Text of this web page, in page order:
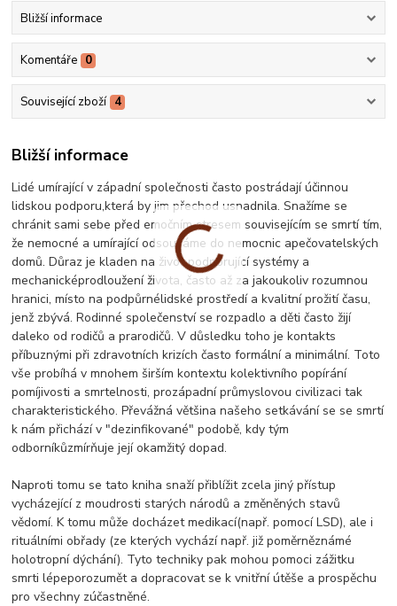
Bližší informace
Komentáře 0
Související zboží 4
Bližší informace
Lidé umírající v západní společnosti často postrádají účinnou
lidskou podporu,která by jim přechod usnadnila. Snažíme se
chránit sami sebe před emočním stresem souvisejícím se smrtí tím,
že nemocné a umírající odsouváme do nemocnic apečovatelských
domů. Důraz je kladen na život podporující systémy a
mechanicképrodloužení života, často až za jakoukoliv rozumnou
hranici, místo na podpůrnélidské prostředí a kvalitní prožití času,
jenž zbývá. Rodinné společenství se rozpadlo a děti často žijí
daleko od rodičů a prarodičů. V důsledku toho je kontakts
příbuznými při zdravotních krizích často formální a minimální. Toto
vše probíhá v mnohem širším kontextu kolektivního popírání
pomíjivosti a smrtelnosti, prozápadní průmyslovou civilizaci tak
charakteristického. Převážná většina našeho setkávání se se smrtí
k nám přichází v "dezinfikované" podobě, kdy tým
odborníkůzmírňuje její okamžitý dopad.
Naproti tomu se tato kniha snaží přiblížit zcela jiný přístup
vycházející z moudrosti starých národů a změněných stavů
vědomí. K tomu může docházet medikací(např. pomocí LSD), ale i
rituálními obřady (ze kterých vychází např. již poměrněznámé
holotropní dýchání). Tyto techniky pak mohou pomoci zážitku
smrti lépeporozumět a dopracovat se k vnitřní útěše a prospěchu
pro všechny zúčastněné.